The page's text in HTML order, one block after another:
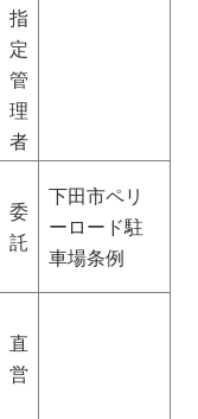
指
定
管
理
者
委
託
下田市ペリ
ーロード駐
車場条例
直
営